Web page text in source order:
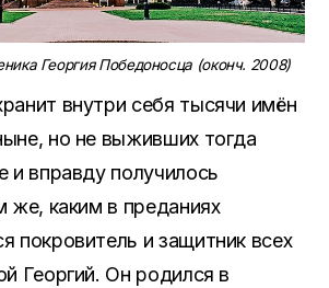
Георгия Победоносца (оконч. 2008)
внутри себя тысячи имён
но не выживших тогда
и вправду получилось
же, каким в преданиях
покровитель и защитник всех
Георгий. Он родился в